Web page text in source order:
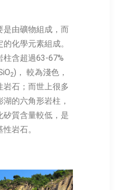
是由礦物組成，而
化學元素組成。
柱含超過63-67%
2)， 較為淺色，
岩石；而世上很多
湖的六角形岩柱，
矽質含量較低，是
岩石。